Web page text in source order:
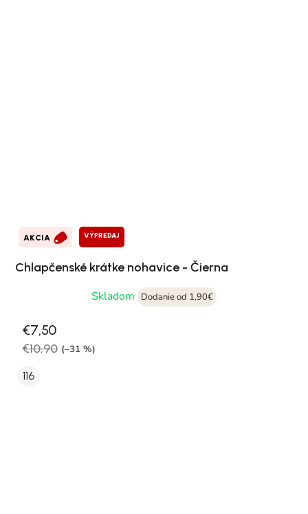
AKCIA VÝPREDAJ
Chlapčenské krátke nohavice - Čierna
Skladom
Dodanie od 1,90€
€7,50
€10,90 (–31 %)
116